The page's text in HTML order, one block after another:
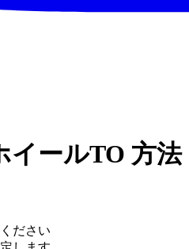
ールTO 方法
ださい